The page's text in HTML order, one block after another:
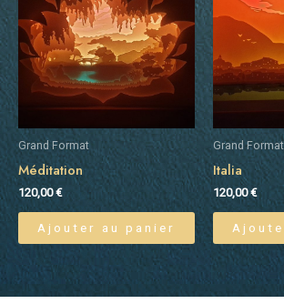
Grand Format
Méditation
120,00€
Ajouter au panier
Grand Format
Italia
120,00€